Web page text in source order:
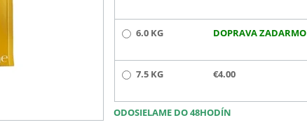
6.0 KG DOPRAVA ZADARMO
7.5 KG €4.00
ODOSIELAME DO 48HODÍN